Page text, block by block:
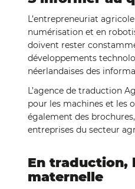
L’entrepreneuriat
numérisation et en
doivent rester
développements
néerlandaises des
L’agence de traduction
pour les machines et les
également des
entreprises du secteur
En traduction,
maternelle